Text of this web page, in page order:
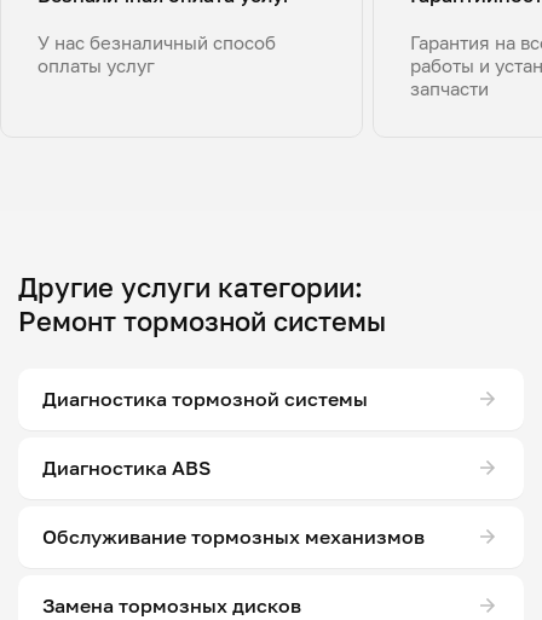
У нас безналичный способ
оплаты услуг
Гарантия на
работы и
запчасти
Другие услуги категории:
Ремонт тормозной системы
Диагностика тормозной системы
Диагностика ABS
Обслуживание тормозных механизмов
Замена тормозных дисков